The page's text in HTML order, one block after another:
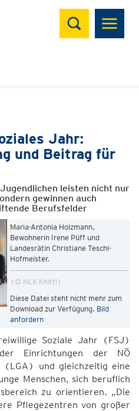
Suchen
Jahr:
und Beitrag für
leisten nicht nur
gewinnen auch
Berufsfelder
Maria-Antonia Holzmann,
Bewohnerin Irene Püff und
Landesrätin Christiane Teschl-
Hofmeister.
© NLK Khittl
Diese Datei steht nicht mehr zum
Download zur Verfügung. Bild
anfordern
Soziale Jahr (FSJ)
Einrichtungen der NÖ
(LGA) und gleichzeitig eine
Menschen, sich beruflich
zu orientieren. „Die
Pflegezentren von großer